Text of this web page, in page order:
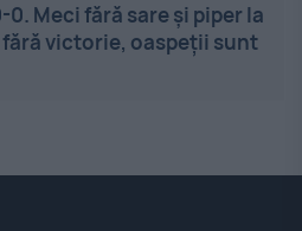
0. Meci fără sare și piper la
fără victorie, oaspeții sunt